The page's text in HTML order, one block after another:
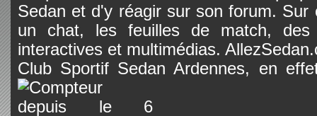
Sedan et d'y réagir sur son forum.
un chat, les feuilles de match, des
interactives et multimédias.
Club Sportif Sedan Ardennes, en